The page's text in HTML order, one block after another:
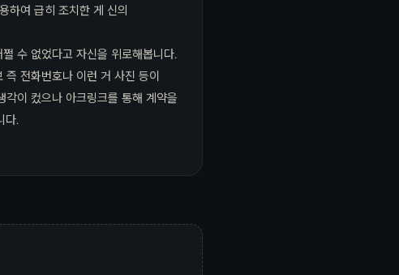
하여 급히 조치한 게 신의
수 없었다고 자신을 위로해봅니다.
즉 전화번호나 이런 거 사진 등이
이 컸으나 아크링크를 통해 계약을
다.